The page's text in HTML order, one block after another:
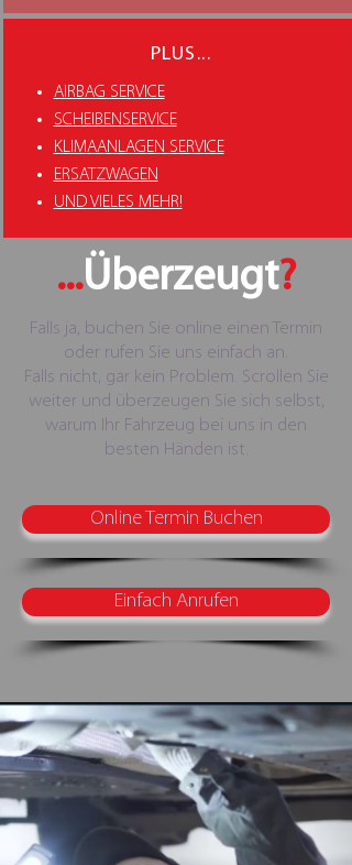
PLUS...
AIRBAG SERVICE
SCHEIBENSERVICE
KLIMAANLAGEN SERVICE
ERSATZWAGEN
UND VIELES MEHR!
...Überzeugt?
Falls ja, buchen Sie online einen Termin
oder rufen Sie uns einfach an.
Falls nicht, gar kein Problem. Scrollen Sie
weiter und überzeugen Sie sich selbst,
warum Ihr Fahrzeug bei uns in den
besten Händen ist.
Online Termin Buchen
Einfach Anrufen